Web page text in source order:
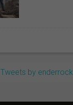
Tweets by enderrock